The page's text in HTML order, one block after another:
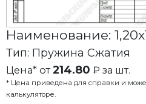
Наименование:
Тип: Пружина Сжатия
Цена* от214.80 ₽ за шт.
* Цена приведена для справки и
калькуляторе.